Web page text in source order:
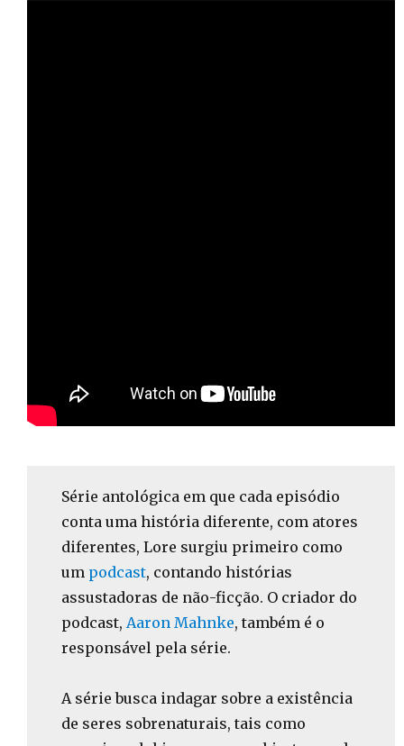
Série antológica em que cada episódio
conta uma história diferente, com atores
diferentes, Lore surgiu primeiro como
um podcast, contando histórias
assustadoras de não-ficção. O criador do
podcast, Aaron Mahnke, também é o
responsável pela série.
A série busca indagar sobre a existência
de seres sobrenaturais, tais como